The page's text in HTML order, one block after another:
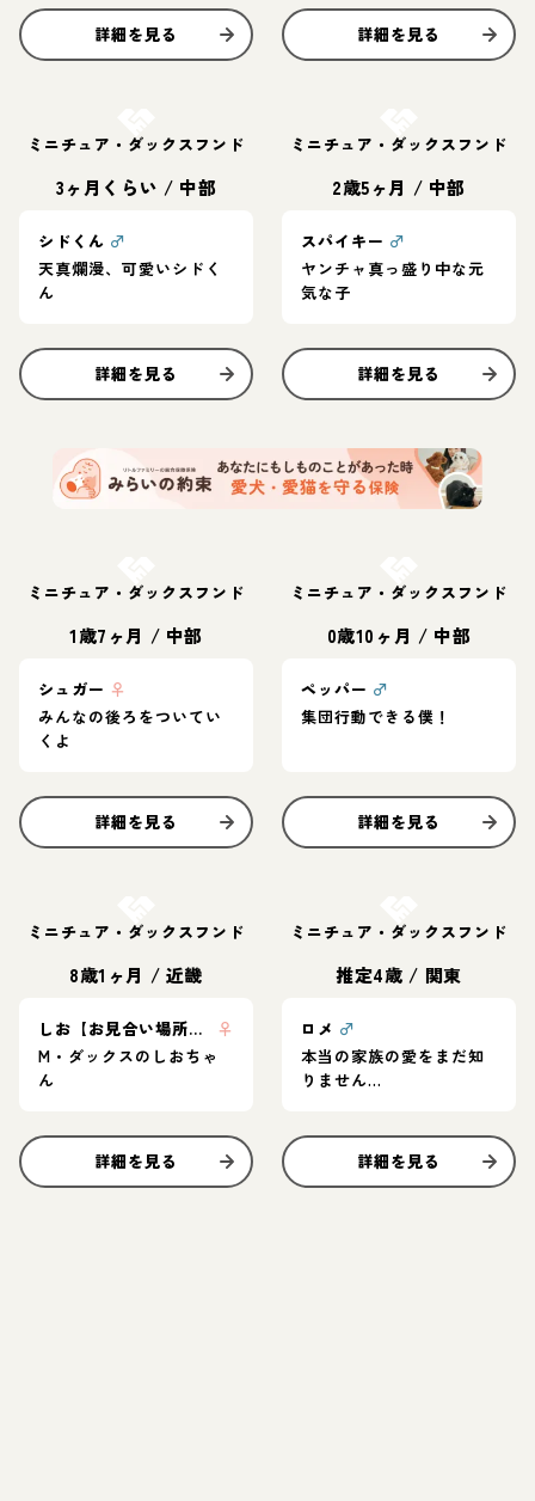
詳細を見る 詳細を見る
ミニチュア・ダックスフンド
3ヶ月くらい / 中部
シドくん ♂
天真爛漫、可愛いシドく
ん
詳細を見る
ミニチュア・ダックスフンド
2歳5ヶ月 / 中部
スパイキー ♂
ヤンチャ真っ盛り中な元
気な子
詳細を見る
ミニチュア・ダックスフンド
1歳7ヶ月 / 中部
シュガー ♀
みんなの後ろをついてい
くよ
詳細を見る
ミニチュア・ダックスフンド
0歳10ヶ月 / 中部
ペッパー ♂
集団行動できる僕！
詳細を見る
ミニチュア・ダックスフンド
8歳1ヶ月 / 近畿
しお【お見合い場所：東京】
♀
M・ダックスのしおちゃ
ん
詳細を見る
ミニチュア・ダックスフンド
推定4歳 / 関東
ロメ ♂
本当の家族の愛をまだ知
りません…
詳細を見る